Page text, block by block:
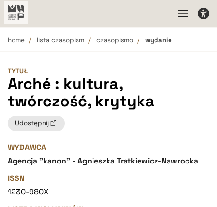
home lista czasopism czasopismo wydanie
TYTUŁ
Arché : kultura,
twórczość, krytyka
Udostępnij
WYDAWCA
Agencja "kanon" - Agnieszka Tratkiewicz-Nawrocka
ISSN
1230-980X